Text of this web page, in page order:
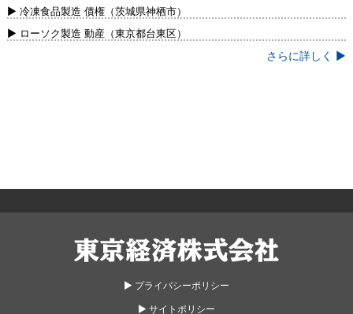
▶ 冷凍食品製造 債権（茨城県神栖市）
▶ ローソク製造 動産（東京都台東区）
さらに詳しく ▶
▶︎ プライバシーポリシー
▶︎ サイトポリシー